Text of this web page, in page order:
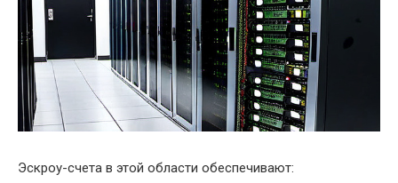
Эскроу-счета в этой области обеспечивают: